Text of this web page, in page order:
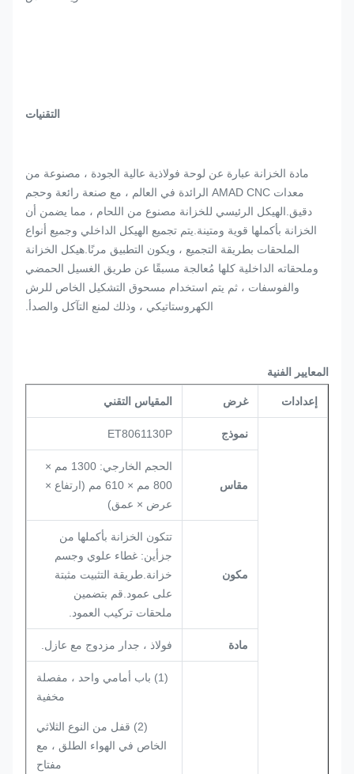
التقنيات
مادة الخزانة عبارة عن لوحة فولاذية عالية الجودة ، مصنوعة من
معدات AMAD CNC الرائدة في العالم ، مع صنعة رائعة وحجم
دقيق.الهيكل الرئيسي للخزانة مصنوع من اللحام ، مما يضمن أن
الخزانة بأكملها قوية ومتينة.يتم تجميع الهيكل الداخلي وجميع أنواع
الملحقات بطريقة التجميع ، ويكون التطبيق مرنًا.هيكل الخزانة
وملحقاته الداخلية كلها مُعالجة مسبقًا عن طريق الغسيل الحمضي
والفوسفات ، ثم يتم استخدام مسحوق التشكيل الخاص للرش
الكهروستاتيكي ، وذلك لمنع التآكل والصدأ.
المعايير الفنية
إعدادات غرض المقياس التقني
نموذج ET8061130P
مقاس
الحجم الخارجي: 1300 مم ×
800 مم × 610 مم (ارتفاع ×
عرض × عمق)
مكون
تتكون الخزانة بأكملها من
جزأين: غطاء علوي وجسم
خزانة.طريقة التثبيت مثبتة
على عمود.قم بتضمين
ملحقات تركيب العمود.
مادة فولاذ ، جدار مزدوج مع عازل.
(1) باب أمامي واحد ، مفصلة
مخفية
(2) قفل من النوع الثلاثي
الخاص في الهواء الطلق ، مع
مفتاح